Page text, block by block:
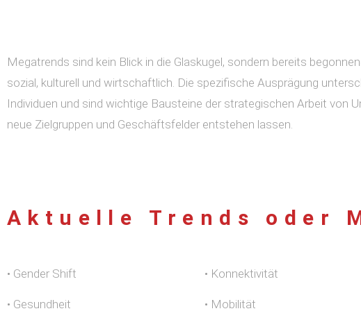
Megatrends sind kein Blick in die Glaskugel, sondern bereits
sozial, kulturell und wirtschaftlich. Die spezifische Ausprägung
Individuen und sind wichtige Bausteine der strategischen Arbeit
neue Zielgruppen und Geschäftsfelder entstehen lassen.
Aktuelle Trends oder
• Gender Shift
• Gesundheit
• Konnektivität
• Mobilität